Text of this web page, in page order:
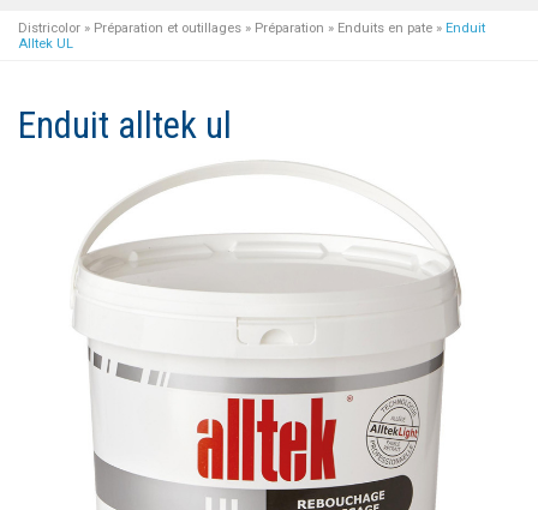
Ouvrir un compte
Districolor » Préparation et outillages » Préparation » Enduits en pate » Enduit
Alltek UL
Enduit alltek ul